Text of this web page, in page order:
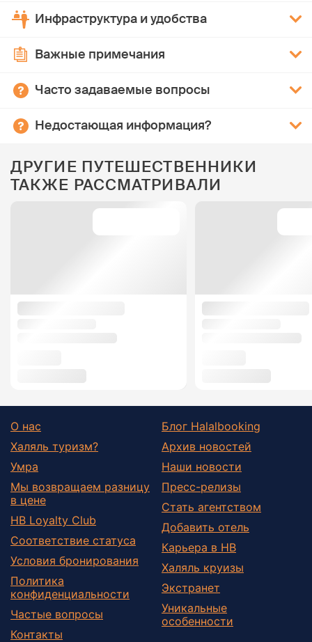
Инфраструктура и удобства
Важные примечания
Часто задаваемые вопросы
Недостающая информация?
ДРУГИЕ ПУТЕШЕСТВЕННИКИ
ТАКЖЕ РАССМАТРИВАЛИ
О нас
Халяль туризм?
Умра
Мы возвращаем разницу
в цене
HB Loyalty Club
Соответствие статуса
Условия бронирования
Политика
конфиденциальности
Частые вопросы
Контакты
Блог Halalbooking
Архив новостей
Наши новости
Пресс-релизы
Стать агентством
Добавить отель
Карьера в HB
Халяль круизы
Экстранет
Уникальные
особенности